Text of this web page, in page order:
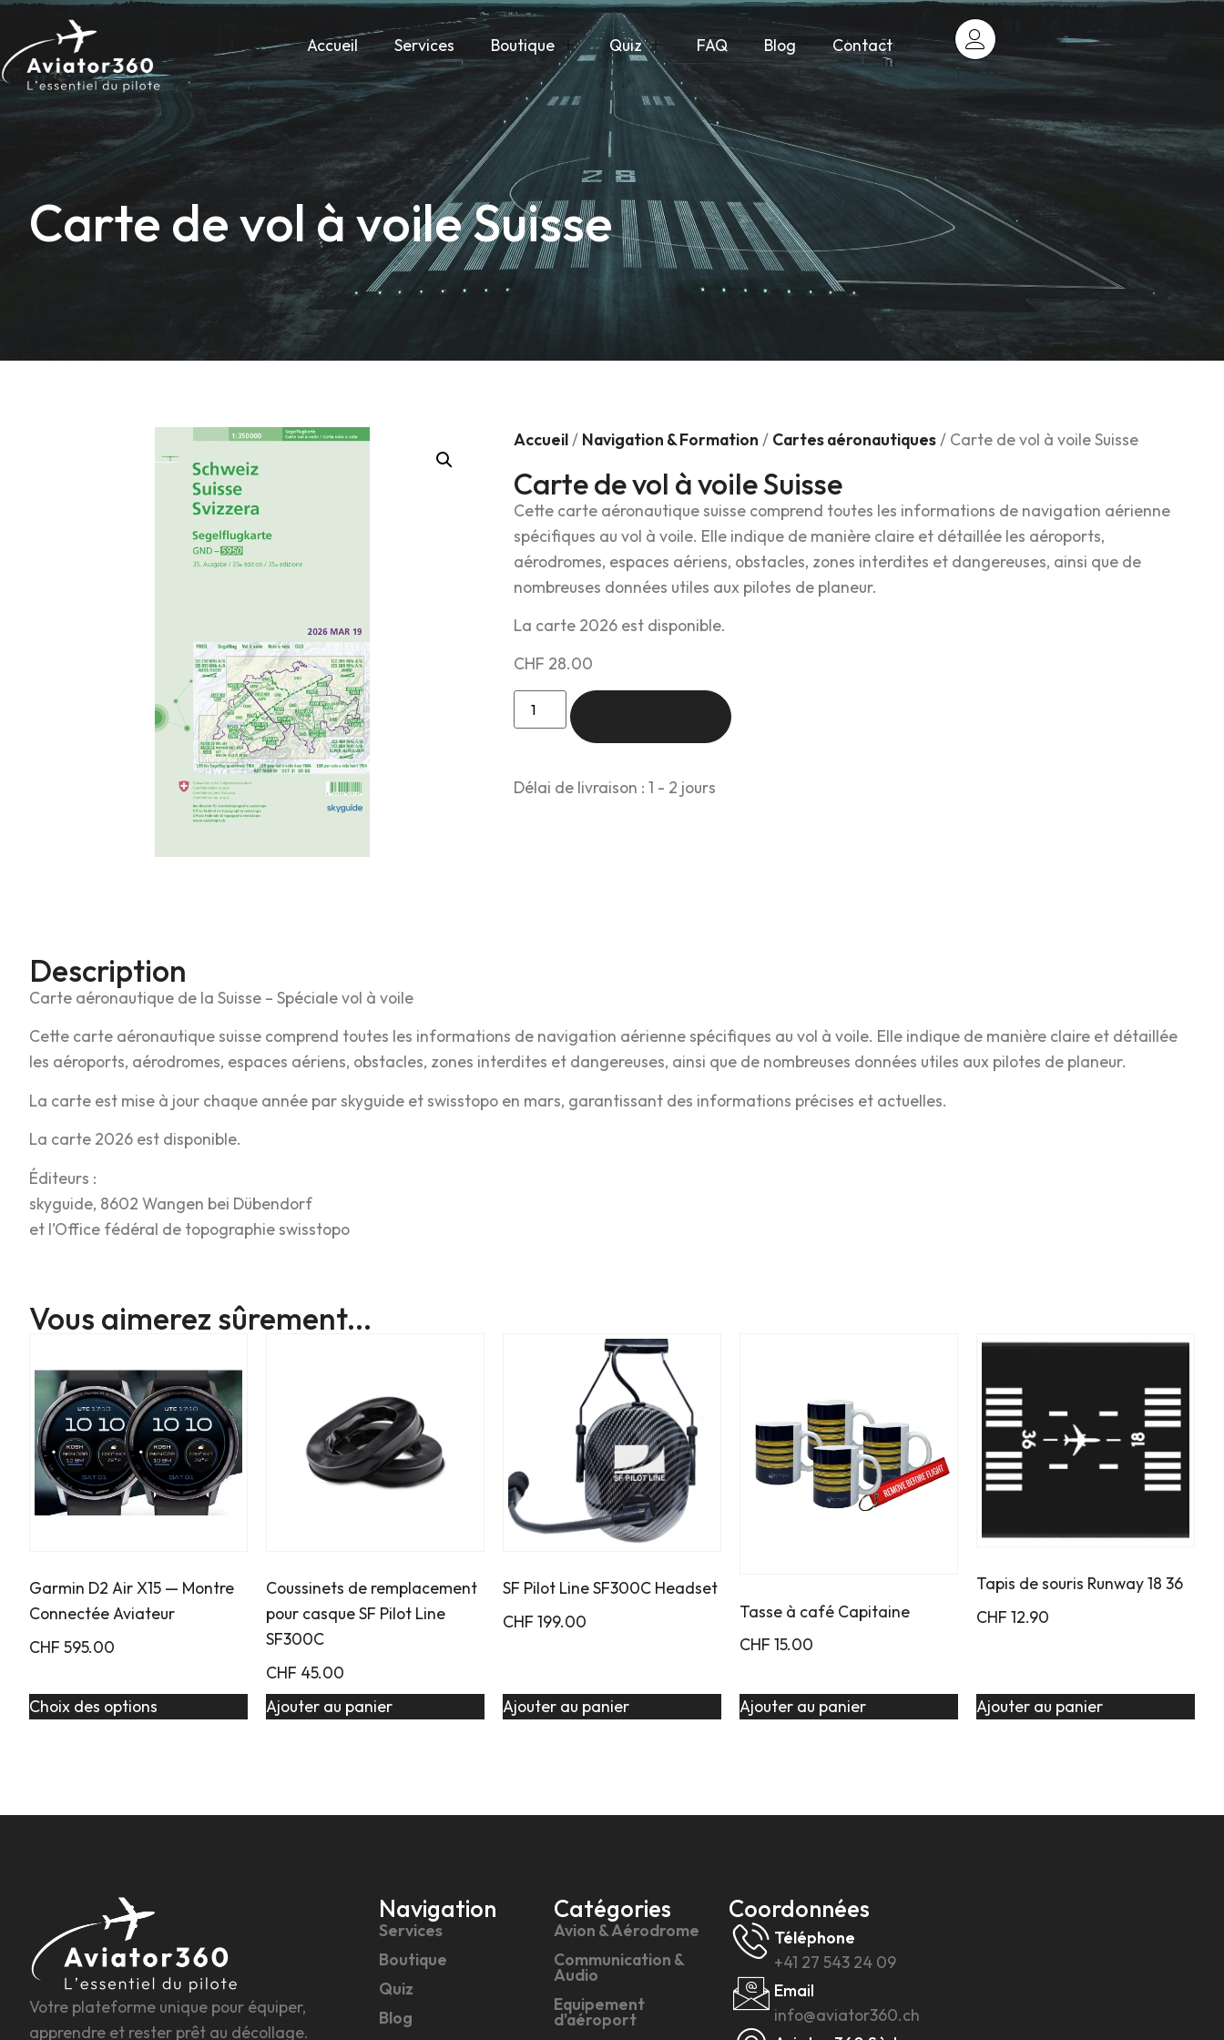
Accueil Services Boutique Quiz FAQ Blog Contact
Carte de vol à voile Suisse
Accueil/ Navigation & Formation / Cartes aéronautiques/ Carte de vol à voile Suisse
Carte de vol à voile Suisse
Cette carte aéronautique suisse comprend toutes les informations de navigation aérienne
spécifiques au vol à voile. Elle indique de manière claire et détaillée les aéroports,
aérodromes, espaces aériens, obstacles, zones interdites et dangereuses, ainsi que de
nombreuses données utiles aux pilotes de planeur.
La carte 2026 est disponible.
CHF 28.00
Délai de livraison : 1 - 2 jours
Description
Carte aéronautique de la Suisse – Spéciale vol à voile
Cette carte aéronautique suisse comprend toutes les informations de navigation aérienne spécifiques au vol à voile. Elle indique de manière claire et détaillée
les aéroports, aérodromes, espaces aériens, obstacles, zones interdites et dangereuses, ainsi que de nombreuses données utiles aux pilotes de planeur.
La carte est mise à jour chaque année par skyguide et swisstopo en mars, garantissant des informations précises et actuelles.
La carte 2026 est disponible.
Éditeurs :
skyguide, 8602 Wangen bei Dübendorf
et l’Office fédéral de topographie swisstopo
Vous aimerez sûrement...
Garmin D2 Air X15 — Montre
Connectée Aviateur
CHF 595.00
Choix des options
Coussinets de remplacement
pour casque SF Pilot Line
SF300C
CHF 45.00
Ajouter au panier
SF Pilot Line SF300C Headset
CHF 199.00
Ajouter au panier
Tasse à café Capitaine
CHF 15.00
Ajouter au panier
Tapis de souris Runway 18 36
CHF 12.90
Ajouter au panier
Votre plateforme unique pour équiper,
apprendre et rester prêt au décollage.
Navigation
Services
Boutique
Quiz
Blog
Catégories
Avion & Aérodrome
Communication &
Audio
Equipement
d'aéroport
Coordonnées
Téléphone
+41 27 543 24 09
Email
info@aviator360.ch